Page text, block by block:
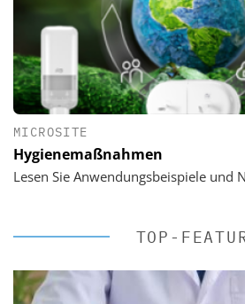
MICROSITE
Hygienemaßnahmen
Lesen Sie Anwendungsbeispiele und
TOP-